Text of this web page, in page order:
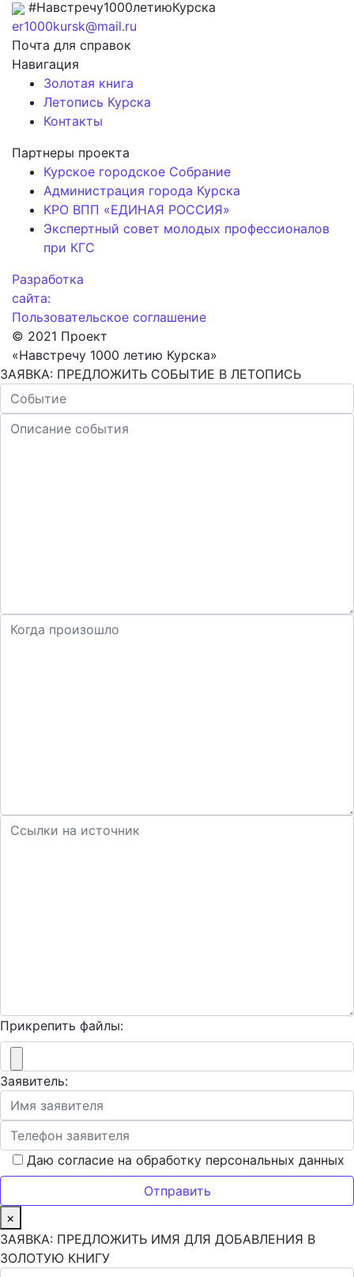
#Навстречу1000летиюКурска
er1000kursk@mail.ru
Почта для справок
Навигация
Золотая книга
Летопись Курска
Контакты
Партнеры проекта
Курское городское Собрание
Администрация города Курска
КРО ВПП «ЕДИНАЯ РОССИЯ»
Экспертный совет молодых профессионалов
при КГС
Разработка
сайта:
Пользовательское соглашение
© 2021 Проект
«Навстречу 1000 летию Курска»
ЗАЯВКА: ПРЕДЛОЖИТЬ СОБЫТИЕ В ЛЕТОПИСЬ
Прикрепить файлы:
Заявитель:
Даю согласие на обработку персональных данных
×
ЗАЯВКА: ПРЕДЛОЖИТЬ ИМЯ ДЛЯ ДОБАВЛЕНИЯ В
ЗОЛОТУЮ КНИГУ